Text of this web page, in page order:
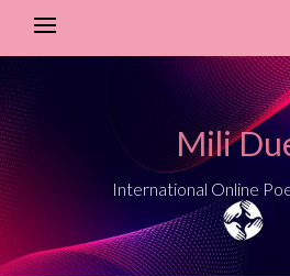
Mili
International Online